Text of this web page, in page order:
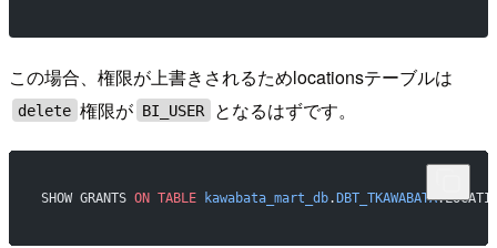
この場合、権限が上書きされるためlocationsテーブルは
delete 権限が BI_USER となるはずです。
SHOW GRANTS ON TABLE kawabata_mart_db.DBT_TKAWABATA